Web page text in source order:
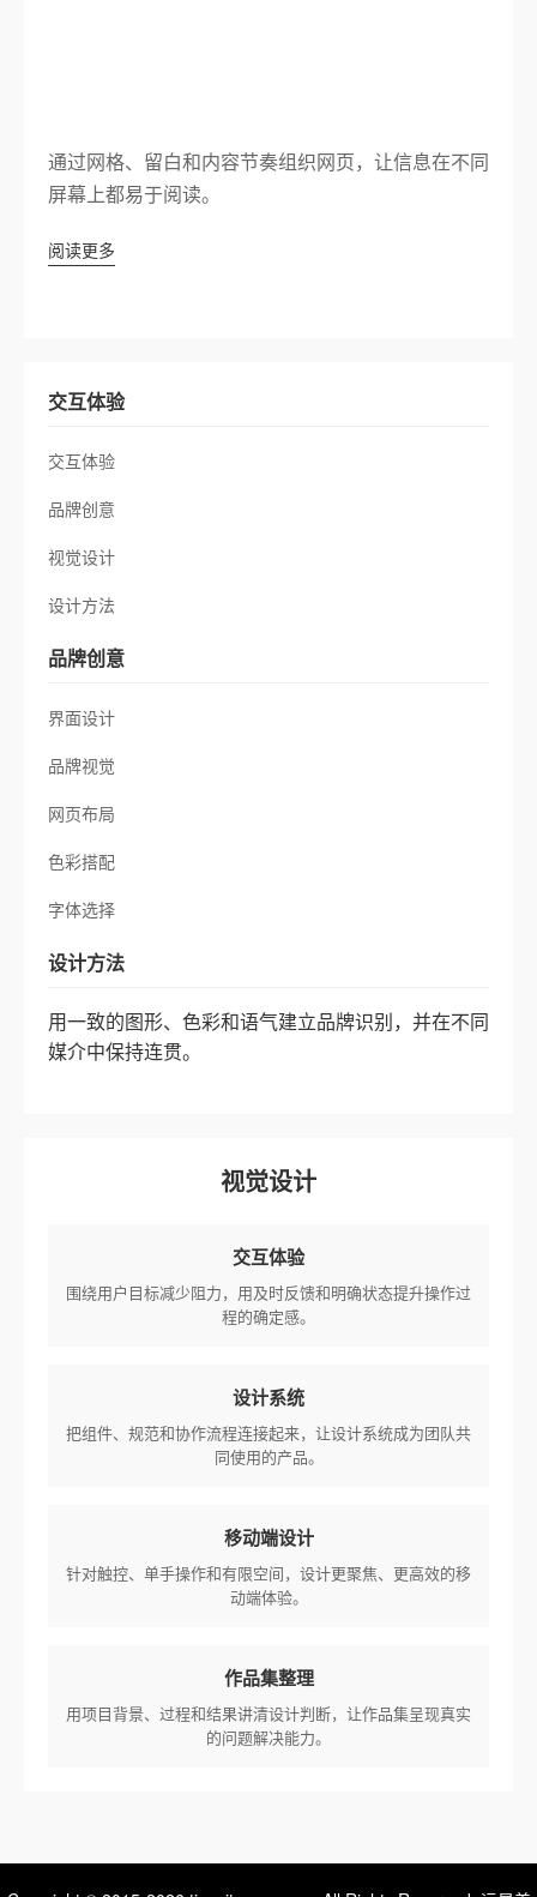
通过网格、留白和内容节奏组织网页，让信息在不同
屏幕上都易于阅读。
阅读更多
交互体验
交互体验
品牌创意
视觉设计
设计方法
品牌创意
界面设计
品牌视觉
网页布局
色彩搭配
字体选择
设计方法
用一致的图形、色彩和语气建立品牌识别，并在不同
媒介中保持连贯。
视觉设计
交互体验
围绕用户目标减少阻力，用及时反馈和明确状态提升操作过
程的确定感。
设计系统
把组件、规范和协作流程连接起来，让设计系统成为团队共
同使用的产品。
移动端设计
针对触控、单手操作和有限空间，设计更聚焦、更高效的移
动端体验。
作品集整理
用项目背景、过程和结果讲清设计判断，让作品集呈现真实
的问题解决能力。